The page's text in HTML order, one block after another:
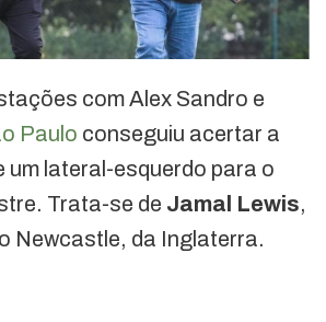
com Alex Sandro e
Paulo conseguiu acertar a
lateral-esquerdo para o
Trata-se de Jamal Lewis,
Newcastle, da Inglaterra.